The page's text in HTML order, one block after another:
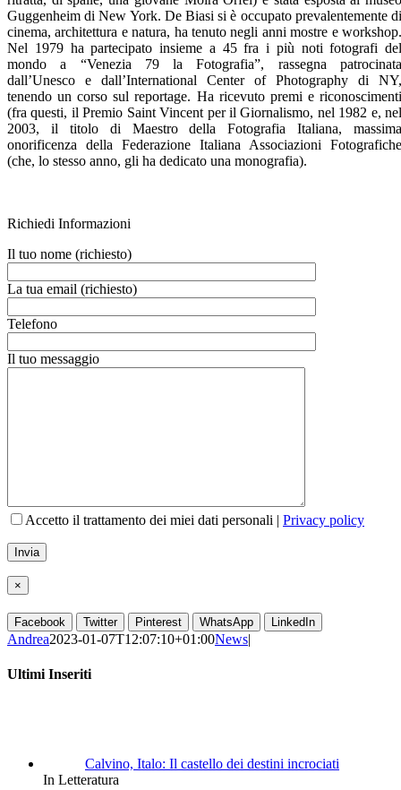
Guggenheim di New York. De Biasi si è occupato prevalentemente di
cinema, architettura e natura, ha tenuto negli anni mostre e workshop.
Nel 1979 ha partecipato insieme a 45 fra i più noti fotografi del
mondo a “Venezia 79 la Fotografia”, rassegna patrocinata
dall’Unesco e dall’International Center of Photography di NY,
tenendo un corso sul reportage. Ha ricevuto premi e riconoscimenti
(fra questi, il Premio Saint Vincent per il Giornalismo, nel 1982 e, nel
2003, il titolo di Maestro della Fotografia Italiana, massima
onorificenza della Federazione Italiana Associazioni Fotografiche
(che, lo stesso anno, gli ha dedicato una monografia).
Richiedi Informazioni
Il tuo nome (richiesto)
La tua email (richiesto)
Telefono
Il tuo messaggio
Accetto il trattamento dei miei dati personali | Privacy policy
×
Facebook Twitter Pinterest WhatsApp LinkedIn
Andrea2023-01-07T12:07:10+01:00News|
Ultimi Inseriti
Calvino, Italo: Il castello dei destini incrociati
In Letteratura